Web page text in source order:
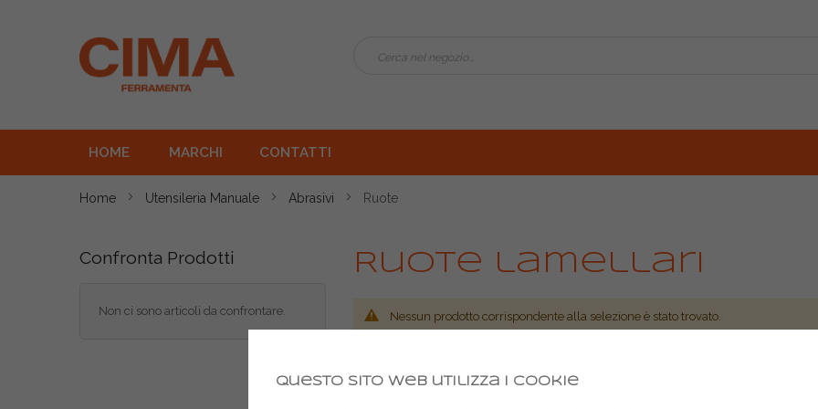
HOME MARCHI CONTATTI
Home Utensileria Manuale Abrasivi Ruote
Ruote lamellari
Nessun prodotto corrispondente alla selezione è stato trovato.
Confronta Prodotti
Non ci sono articoli da confrontare.
Questo sito web utilizza i cookie